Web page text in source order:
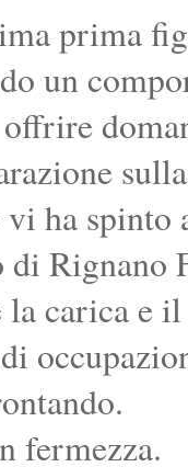
prima
un
ha
Rignano
carica e
fermezza.